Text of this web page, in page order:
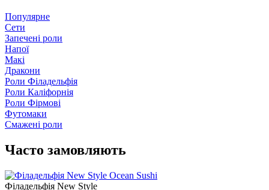
Популярне
Сети
Запечені роли
Напої
Макі
Дракони
Роли Філадельфія
Роли Каліфорнія
Роли Фірмові
Футомаки
Смажені роли
Часто замовляють
Філадельфія New Style